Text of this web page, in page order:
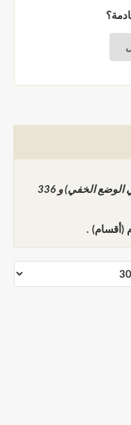
336
(أقسام) .